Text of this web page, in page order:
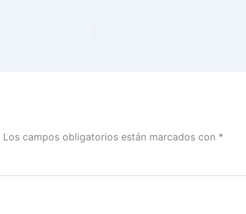
Los campos obligatorios están marcados con *